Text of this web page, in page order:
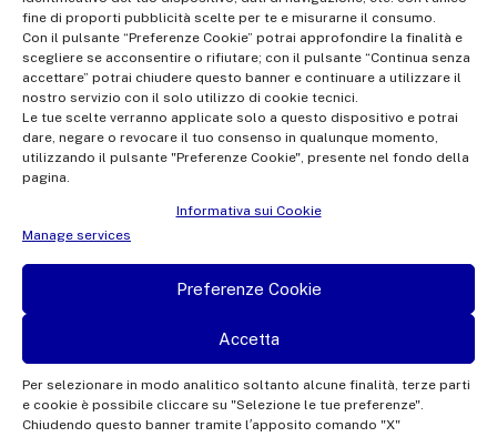
fine di proporti pubblicità scelte per te e misurarne il consumo.
Con il pulsante “Preferenze Cookie” potrai approfondire la finalità e
scegliere se acconsentire o rifiutare; con il pulsante “Continua senza
accettare” potrai chiudere questo banner e continuare a utilizzare il
nostro servizio con il solo utilizzo di cookie tecnici.
Le tue scelte verranno applicate solo a questo dispositivo e potrai
dare, negare o revocare il tuo consenso in qualunque momento,
utilizzando il pulsante "Preferenze Cookie", presente nel fondo della
pagina.
Informativa sui Cookie
Manage services
Preferenze Cookie
Accetta
Per selezionare in modo analitico soltanto alcune finalità, terze parti
e cookie è possibile cliccare su "Selezione le tue preferenze".
Chiudendo questo banner tramite l′apposito comando "X"
12865250158 | REA no. RM- 949207 | Rai Com 2022 - All rights
reserved | © Rai Com 2026 - Tutti i diritti riservati
Facebook
Privacy Policy
This site is protected by reCAPTCHA and the GooglePrivacy PolicyandTerms of